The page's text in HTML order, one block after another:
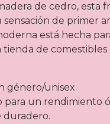
de cedro, esta
de primer
está hecha
tienda de comestibles
género/unisex
para un rendimiento
duradero.